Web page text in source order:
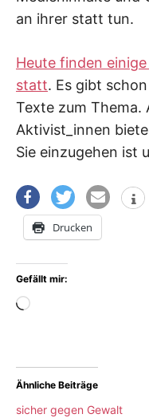
an ihrer statt tun.
Heute finden
statt. Es gibt
Texte zum Thema.
Aktivist_innen
Sie einzugehen ist
Drucken
Gefällt mir:
Wird
Ähnliche Beiträge
sicher gegen Gewalt